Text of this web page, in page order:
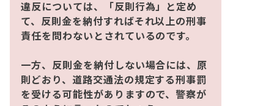
違反については、「反則行為」と定め
て、反則金を納付すればそれ以上の刑事
責任を問わないとされているのです。
一方、反則金を納付しない場合には、原
則どおり、道路交通法の規定する刑事罰
を受ける可能性がありますので、警察が